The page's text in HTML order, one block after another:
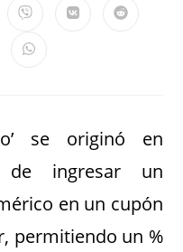
se originó en
ingresar un
en un cupón
permitiendo un %